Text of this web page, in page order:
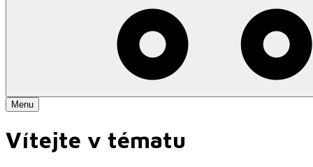
Menu
Vítejte v tématu